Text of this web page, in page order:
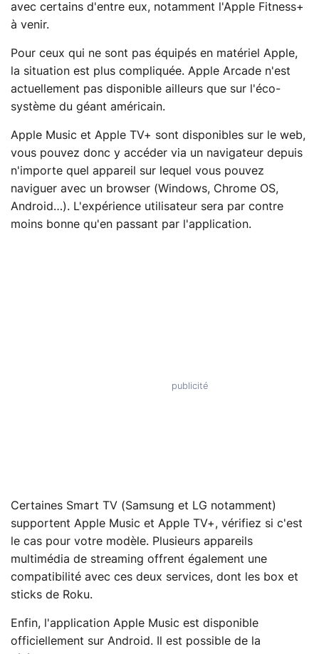
avec certains d'entre eux, notamment l'Apple Fitness+
à venir.
Pour ceux qui ne sont pas équipés en matériel Apple,
la situation est plus compliquée. Apple Arcade n'est
actuellement pas disponible ailleurs que sur l'éco-
système du géant américain.
Apple Music et Apple TV+ sont disponibles sur le web,
vous pouvez donc y accéder via un navigateur depuis
n'importe quel appareil sur lequel vous pouvez
naviguer avec un browser (Windows, Chrome OS,
Android…). L'expérience utilisateur sera par contre
moins bonne qu'en passant par l'application.
Certaines Smart TV (Samsung et LG notamment)
supportent Apple Music et Apple TV+, vérifiez si c'est
le cas pour votre modèle. Plusieurs appareils
multimédia de streaming offrent également une
compatibilité avec ces deux services, dont les box et
sticks de Roku.
Enfin, l'application Apple Music est disponible
officiellement sur Android. Il est possible de la